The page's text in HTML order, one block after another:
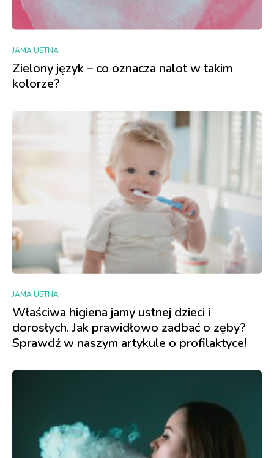
JAMA USTNA
Zielony język – co oznacza nalot w takim
kolorze?
JAMA USTNA
Właściwa higiena jamy ustnej dzieci i
dorosłych. Jak prawidłowo zadbać o zęby?
Sprawdź w naszym artykule o profilaktyce!